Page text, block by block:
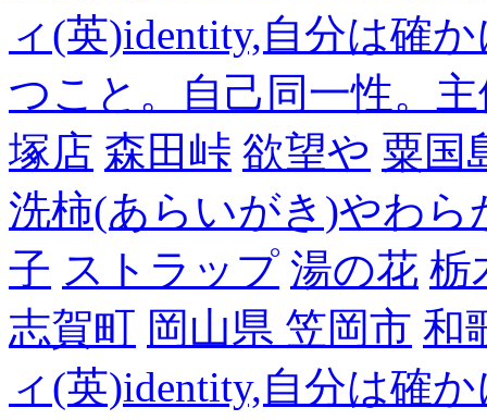
ィ(英)identity,自分は確
つこと。自己同一性。
塚店 森田峠 欲望や 粟国
洗柿(あらいがき)やわ
子 ストラップ 湯の花 栃
志賀町 岡山県 笠岡市 和
ィ(英)identity,自分は確